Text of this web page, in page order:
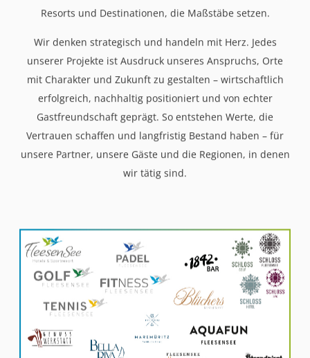
Resorts und Destinationen, die Maßstäbe setzen.
Wir denken strategisch und handeln mit Herz. Jedes
unserer Projekte ist Ausdruck unseres Anspruchs, Orte
mit Charakter und Zukunft zu gestalten – wirtschaftlich
erfolgreich, nachhaltig positioniert und von echter
Gastfreundschaft geprägt. So entstehen Werte, die
Vertrauen schaffen und langfristig Bestand haben – für
unsere Partner, unsere Gäste und die Regionen, in denen
wir tätig sind.